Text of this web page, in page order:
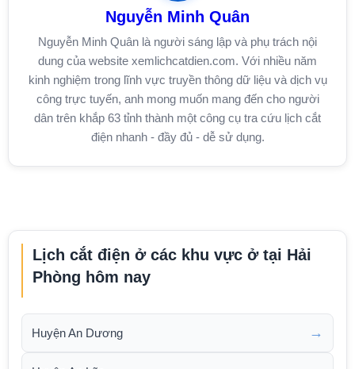
Nguyễn Minh Quân
Nguyễn Minh Quân là người sáng lập và phụ trách nội
dung của website xemlichcatdien.com. Với nhiều năm
kinh nghiệm trong lĩnh vực truyền thông dữ liệu và dịch vụ
công trực tuyến, anh mong muốn mang đến cho người
dân trên khắp 63 tỉnh thành một công cụ tra cứu lịch cắt
điện nhanh - đầy đủ - dễ sử dụng.
Lịch cắt điện ở các khu vực ở tại Hải
Phòng hôm nay
Huyện An Dương →